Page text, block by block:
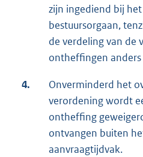
zijn ingediend bij
bestuursorgaan,
de verdeling van de
ontheffingen anders
4.
Onverminderd het
verordening wordt
ontheffing
ontvangen buiten
aanvraagtijdvak.